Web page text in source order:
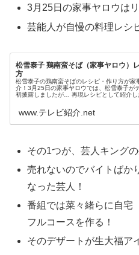
3月25日の家事ヤロウは
芸能人が自慢の料理レシ
松雪泰子 鶏南蛮そば（家事ヤロウ）
方
松雪泰子の鶏南蛮そばのレシピ・作り方が家
介！3月25日の家事ヤロウでは、松雪泰子が
初披露しましたが… 再現レシピとして紹介し
白だし）の割合もこだ...
www.テレビ紹介.net
その1つが、芸人キング
売れないのでバイトばか
なった芸人！
番組では菜々緒らに自宅
フルコースを作る！
そのデザートが生大福ア